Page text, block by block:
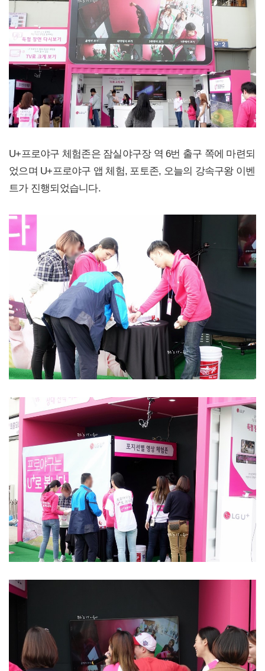
U+프로야구 체험존은 잠실야구장 역 6번 출구 쪽에 마련되
었으며 U+프로야구 앱 체험, 포토존, 오늘의 강속구왕 이벤
트가 진행되었습니다.